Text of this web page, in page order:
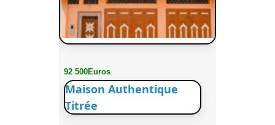
92 500Euros
Maison Authentique
Titrée